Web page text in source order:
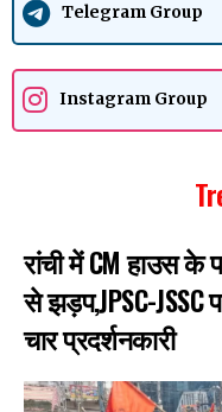
Telegram Group
Instagram Group
रांची में CM हाउस के
से झड़प,JPSC-JSSC
चार प्रदर्शनकारी